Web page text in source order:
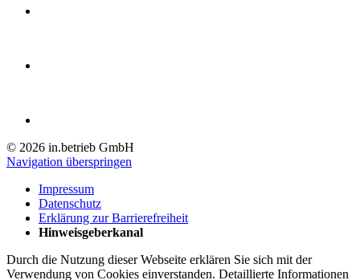
© 2026 in.betrieb GmbH
Navigation überspringen
Impressum
Datenschutz
Erklärung zur Barrierefreiheit
Hinweisgeberkanal
Durch die Nutzung dieser Webseite erklären Sie sich mit der
Verwendung von Cookies einverstanden. Detaillierte Informationen